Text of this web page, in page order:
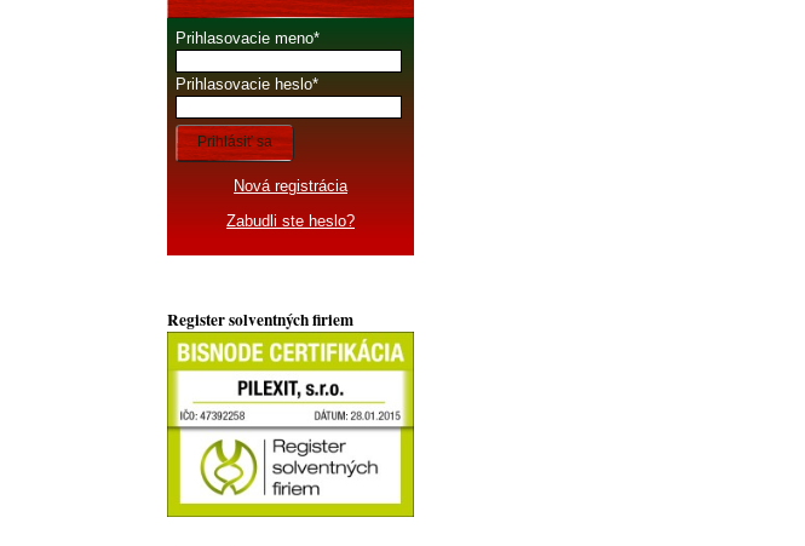
Prihlasovacie meno
Prihlasovacie heslo
Prihlásiť sa
Nová registrácia
Zabudli ste heslo?
Register solventných firiem